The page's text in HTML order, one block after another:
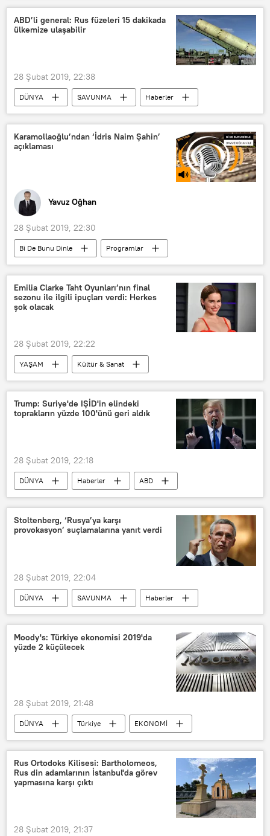
Koridor
ABD’li general: Rus füzeleri 15 dakikada
ülkemize ulaşabilir
28 Şubat 2019, 22:38
DÜNYA SAVUNMA
Haberler
Rusya
ABD
Michael O'Shaughnessy
Avangard
Karamollaoğlu’ndan ‘İdris Naim Şahin’
açıklaması
Yavuz Oğhan
28 Şubat 2019, 22:30
Bi De Bunu Dinle
Programlar
RADYO
TÜRKİYE
İdris Naim Şahin
Yavuz Oğhan
Temel Karamollaoğlu
AK Parti
Zillet İttifakı
Emilia Clarke Taht Oyunları’nın final
sezonu ile ilgili ipuçları verdi: Herkes
şok olacak
28 Şubat 2019, 22:22
YAŞAM
Kültür & Sanat
DÜNYA
Haberler
Emilia Clarke
Buz ve Ateşin Şarkısı
Hayran
Trump: Suriye'de IŞİD'in elindeki
toprakların yüzde 100'ünü geri aldık
28 Şubat 2019, 22:18
DÜNYA Haberler ABD
Stoltenberg, ‘Rusya’ya karşı
provokasyon’ suçlamalarına yanıt verdi
28 Şubat 2019, 22:04
DÜNYA SAVUNMA
Haberler
Rusya
NATO Genel Sekreteri Jens Stoltenberg
NATO
Moody's: Türkiye ekonomisi 2019'da
yüzde 2 küçülecek
28 Şubat 2019, 21:48
DÜNYA Türkiye
EKONOMİ
Haberler
TÜRKİYE
Çin
ABD Merkez Bankası (Fed)
Avrupa Merkez Bankası (AMB)
G-20
Rus Ortodoks Kilisesi: Bartholomeos,
Rus din adamlarının İstanbul'da görev
yapmasına karşı çıktı
28 Şubat 2019, 21:37